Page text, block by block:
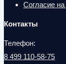
Согласие
Контакты
Телефон:
8 499 110-58-75